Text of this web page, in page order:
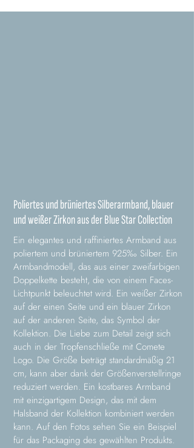
Poliertes und brüniertes Silberarmband, blauer
und weißer Zirkon aus der Blue Star Collection
Ein elegantes und raffiniertes Armband aus
poliertem und brüniertem 925‰ Silber. Ein
Armbandmodell, das aus einer zweifarbigen
Doppelkette besteht, die von einem Faces-
Lichtpunkt beleuchtet wird. Ein weißer Zirkon
auf der einen Seite und ein blauer Zirkon
auf der anderen Seite, das Symbol der
Kollektion. Die Liebe zum Detail zeigt sich
auch in der Tropfenschließe mit Comete
Logo. Die Größe beträgt standardmäßig 21
cm, kann aber dank der Größenverstellringe
reduziert werden. Ein kostbares Armband
mit einzigartigem Design, das mit dem
Halsband der Kollektion kombiniert werden
kann. Auf den Fotos sehen Sie ein Beispiel
für das Packaging des gewählten Produkts.